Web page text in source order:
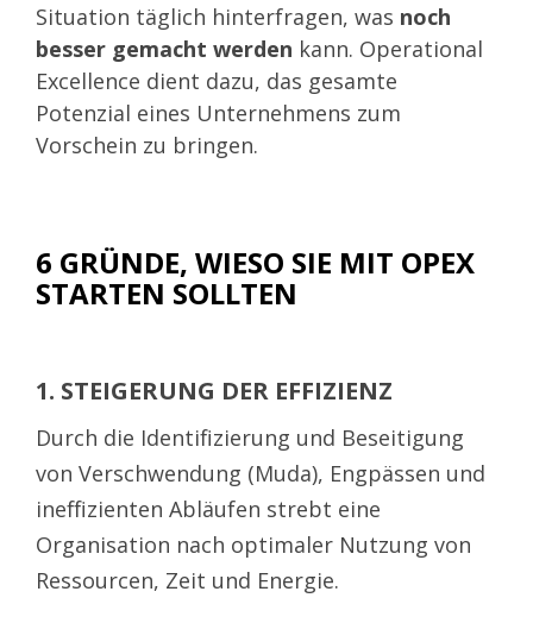
Situation täglich hinterfragen, was noch
besser gemacht werden kann. Operational
Excellence dient dazu, das gesamte
Potenzial eines Unternehmens zum
Vorschein zu bringen.
6 GRÜNDE, WIESO SIE MIT OPEX
STARTEN SOLLTEN
1. STEIGERUNG DER EFFIZIENZ
Durch die Identifizierung und Beseitigung
von Verschwendung (Muda), Engpässen und
ineffizienten Abläufen strebt eine
Organisation nach optimaler Nutzung von
Ressourcen, Zeit und Energie.